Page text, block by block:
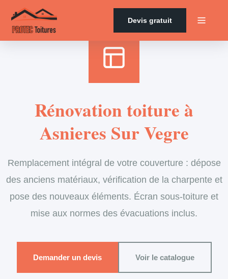
Devis gratuit
Rénovation toiture à
Asnieres Sur Vegre
Remplacement intégral de votre couverture : dépose
des anciens matériaux, vérification de la charpente et
pose des nouveaux éléments. Écran sous-toiture et
mise aux normes des évacuations inclus.
Demander un devis Voir le catalogue